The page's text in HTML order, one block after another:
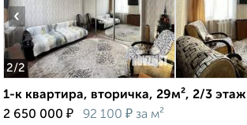
2/2
‹
1-к квартира, вторичка, 29м², 2/3 этаж
2 650 000 ₽ 92 100 ₽ за м²